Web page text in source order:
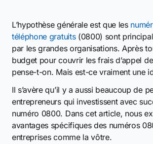
L’hypothèse générale est que les
téléphone gratuits(0800) sont
par les grandes organisations. Après
budget pour couvrir les frais d’appel
pense-t-on. Mais est-ce vraiment une
Il s’avère qu’il y a aussi beaucoup de
entrepreneurs qui investissent avec
numéro 0800. Dans cet article, nous
avantages spécifiques des numéros
entreprises comme la vôtre.